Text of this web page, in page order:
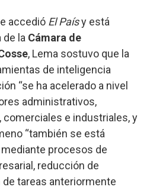
accedió El Paísy está
de la Cámara de
, Lema sostuvo que la
de inteligencia
“se ha acelerado a nivel
administrativos,
e industriales, y
“también se está
procesos de
reducción de
tareas anteriormente